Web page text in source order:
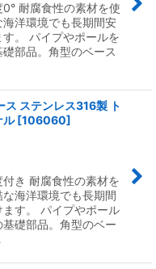
耐腐食性の素材を使
洋環境でも長期間安
。 パイプやポールを
部品。角型のベース
ス ステンレス316製 ト
ル [106060]
き 耐腐食性の素材を
海洋環境でも長期間
す。 パイプやポール
礎部品。角型のベー